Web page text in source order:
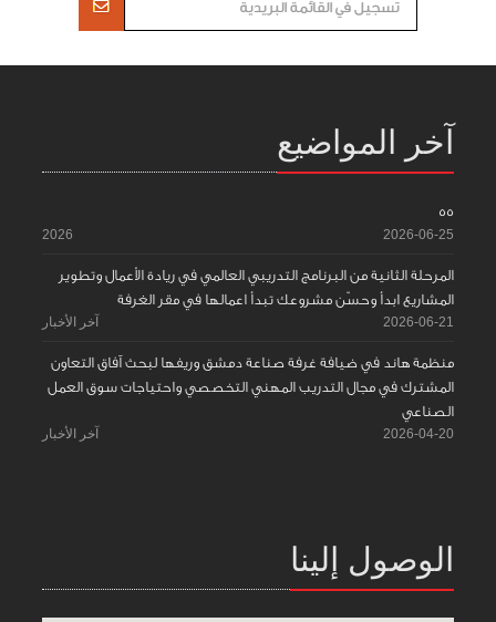
آخر المواضيع
55
2026-06-25
2026
المرحلة الثانية من البرنامج التدريبي العالمي في ريادة الأعمال وتطوير
المشاريع ابدأ وحسّن مشروعك تبدأ اعمالها في مقر الغرفة
2026-06-21 آخر الأخبار
منظمة هاند في ضيافة غرفة صناعة دمشق وريفها لبحث آفاق التعاون
المشترك في مجال التدريب المهني التخصصي واحتياجات سوق العمل
الصناعي
2026-04-20 آخر الأخبار
الوصول إلينا